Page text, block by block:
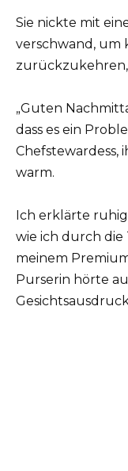
Sie nickte mit
verschwand, um
„Guten
dass es ein
Chefstewardess,
warm.
Ich erklärte
wie ich durch die
meinem
Purserin hörte